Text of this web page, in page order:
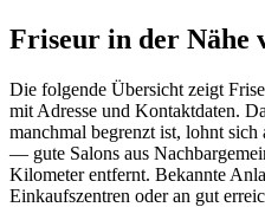
Friseur in der Nähe
Die folgende Übersicht zeigt
mit Adresse und Kontaktdaten.
manchmal begrenzt ist, lohnt
— gute Salons aus
Kilometer entfernt. Bekannte
Einkaufszentren oder an gut